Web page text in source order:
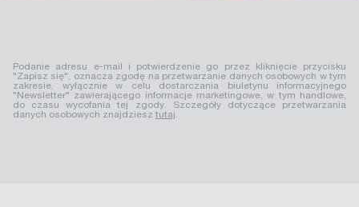
Podanie adresu e-mail i potwierdzenie go przez kliknięcie przycisku
"Zapisz się", oznacza zgodę na przetwarzanie danych osobowych w tym
zakresie, wyłącznie w celu dostarczania biuletynu informacyjnego
"Newsletter" zawierającego informacje marketingowe, w tym handlowe,
do czasu wycofania tej zgody. Szczegóły dotyczące przetwarzania
danych osobowych znajdziesz tutaj.